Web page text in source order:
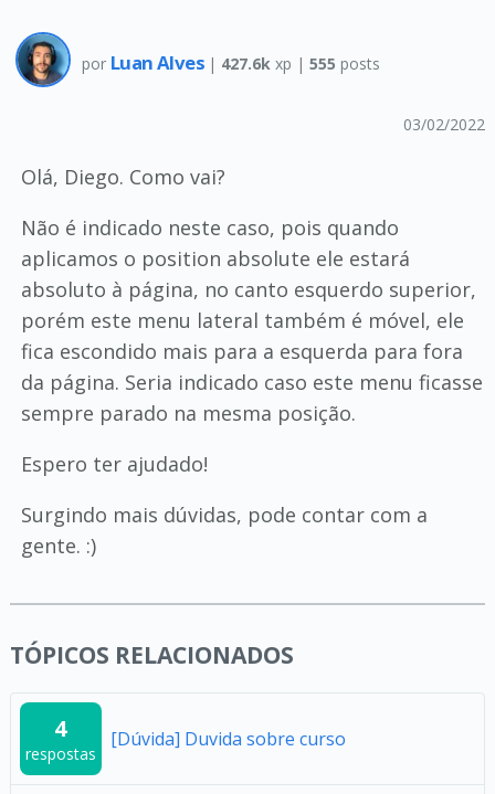
por Luan Alves | 427.6k xp |555 posts
03/02/2022
Olá, Diego. Como vai?
Não é indicado neste caso, pois quando
aplicamos o position absolute ele estará
absoluto à página, no canto esquerdo superior,
porém este menu lateral também é móvel, ele
fica escondido mais para a esquerda para fora
da página. Seria indicado caso este menu ficasse
sempre parado na mesma posição.
Espero ter ajudado!
Surgindo mais dúvidas, pode contar com a
gente. :)
TÓPICOS RELACIONADOS
4
respostas
[Dúvida] Duvida sobre curso